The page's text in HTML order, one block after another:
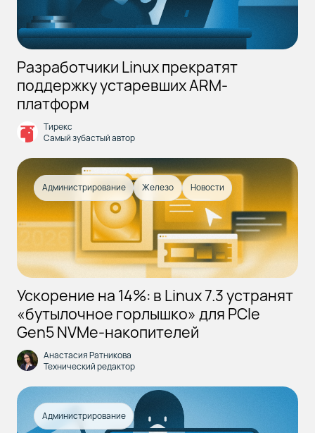
Разработчики Linux прекратят
поддержку устаревших ARM-
платформ
Тирекс
Самый зубастый автор
Администрирование Железо Новости
Ускорение на 14%: в Linux 7.3 устранят
«бутылочное горлышко» для PCIe
Gen5 NVMe-накопителей
Анастасия Ратникова
Технический редактор
Администрирование